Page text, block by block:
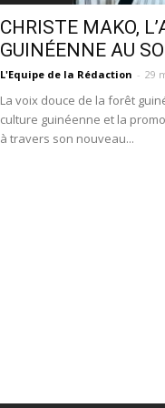
CHRISTE MAKO,
GUINÉENNE AU
L'Equipe de la Rédaction - 29
La voix douce de la forêt
culture guinéenne et la
à travers son nouveau...